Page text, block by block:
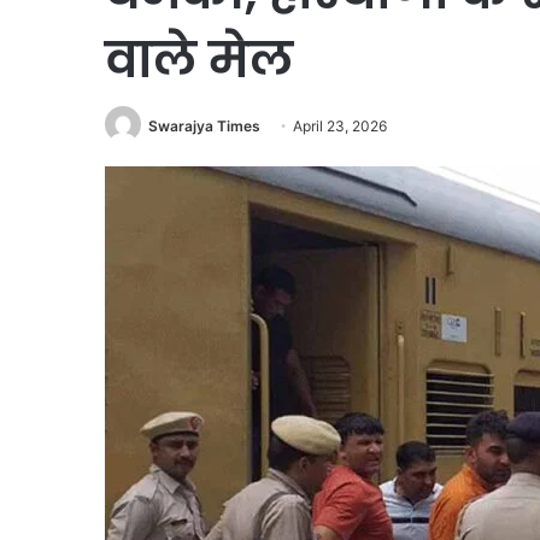
वाले मेल
Swarajya Times April 23, 2026